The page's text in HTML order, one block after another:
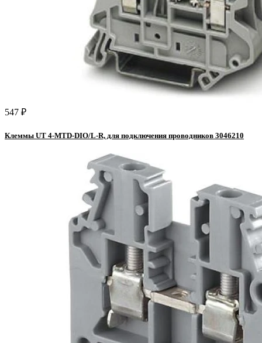
547 ₽
Клеммы UT 4-MTD-DIO/L-R, для подключения проводников 3046210